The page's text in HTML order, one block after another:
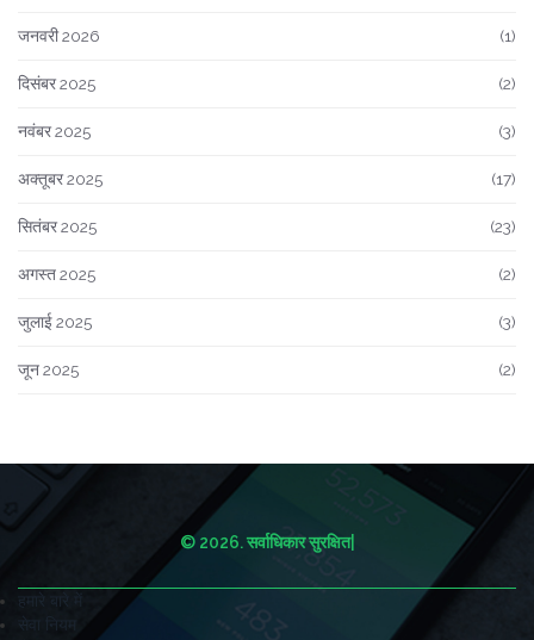
जनवरी 2026 (1)
दिसंबर 2025 (2)
नवंबर 2025 (3)
अक्तूबर 2025 (17)
सितंबर 2025 (23)
अगस्त 2025 (2)
जुलाई 2025 (3)
जून 2025 (2)
© 2026. सर्वाधिकार सुरक्षित|
हमारे बारे में
सेवा नियम